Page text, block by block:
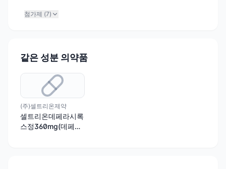
첨가제 (7)
같은 성분 의약품
(주)셀트리온제약
셀트리온데페라시록
스정360mg(데페라